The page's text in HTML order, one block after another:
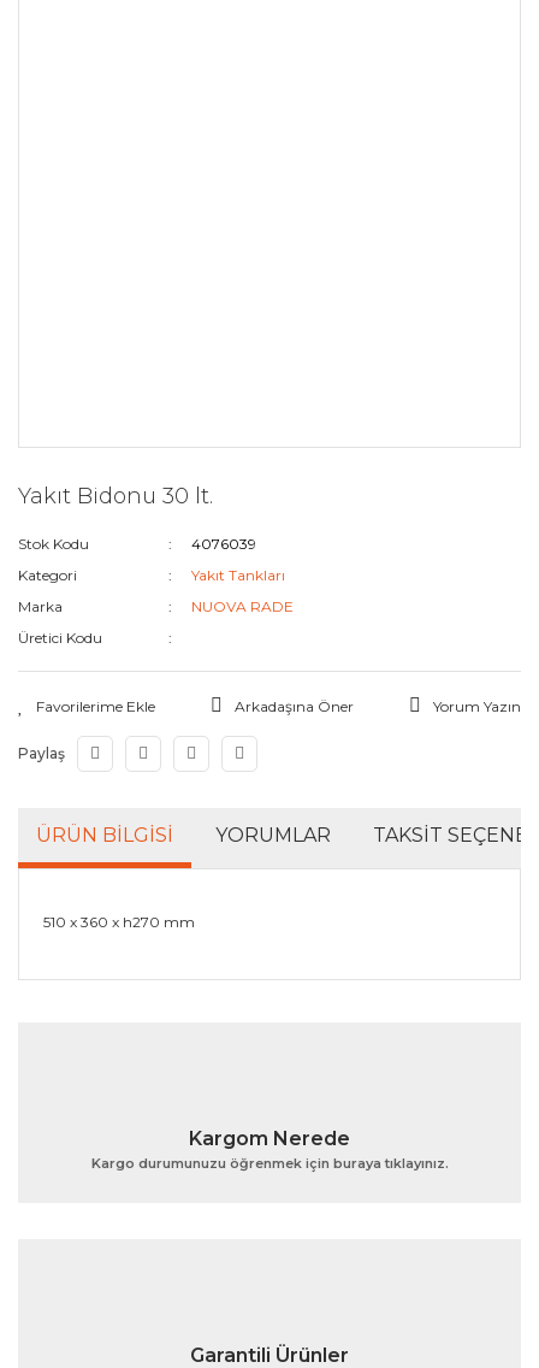
Yakıt Bidonu 30 lt.
Stok Kodu
4076039
Kategori
Yakıt Tankları
Marka
NUOVA RADE
Üretici Kodu
Arkadaşına Öner Yorum Yazın
Paylaş
ÜRÜN BILGISI YORUMLAR TAKSIT
510 x 360 x h270 mm
Bu ürünün fiyat bilgisi, resim, ürün açıklamalarında ve
Ürün açıklamasında eksik bilgiler bulunuyor.
Kargom Nerede
Kargo durumunuzu öğrenmek için buraya tıklayınız.
Garantili Ürünler